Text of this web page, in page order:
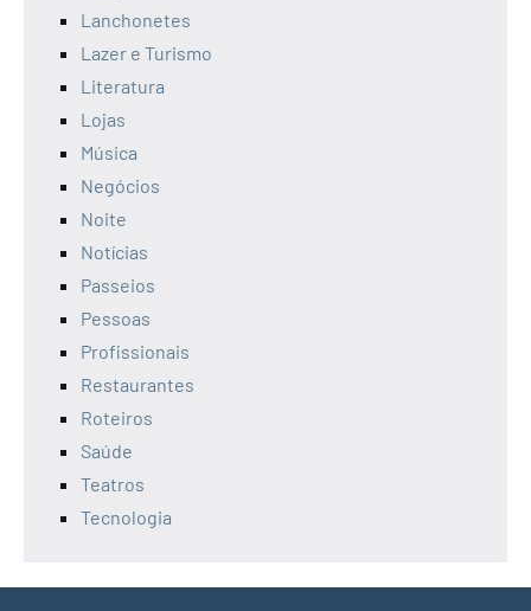
Lanchonetes
Lazer e Turismo
Literatura
Lojas
Música
Negócios
Noite
Notícias
Passeios
Pessoas
Profissionais
Restaurantes
Roteiros
Saúde
Teatros
Tecnologia